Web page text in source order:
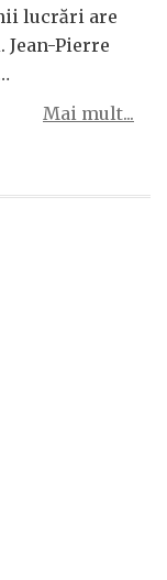
lucrări are
Pierre
Mai mult...